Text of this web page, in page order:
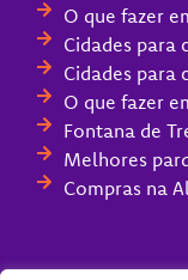
O que fazer
Cidades para
Cidades para
O que fazer
Fontana de
Melhores
Compras na